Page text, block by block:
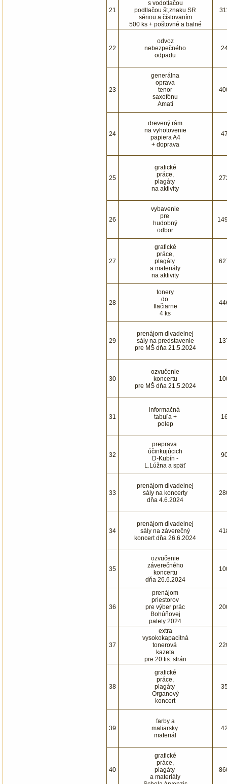
21
s vodotlačou
podtlačou št,znaku SR
sériou a číslovaním
500 ks + poštovné a balné
22
odvoz
nebezpečného
odpadu
23
generálna
oprava
tenor
saxofónu
Amati
24
drevený rám
na vyhotovenie
papiera A4
+ doprava
25
grafické
práce,
plagáty
na aktivity
26
vybavenie
pre
hudobný
odbor
27
grafické
práce,
plagáty
a materiály
na aktivity
28
tonery
do
tlačiarne
4 ks
29
prenájom divadelnej
sály na predstavenie
pre MŠ dňa 21.5.2024
30
ozvučenie
koncertu
pre MŠ dňa 21.5.2024
31
informačná
tabuľa +
polep
32
preprava
účinkujúcich
D-Kubín -
L.Lúžna a späť
33
prenájom divadelnej
sály na koncerty
dňa 4.6.2024
34
prenájom divadelnej
sály na záverečný
koncert dňa 26.6.2024
35
ozvučenie
záverečného
koncertu
dňa 26.6.2024
36
prenájom
priestorov
pre výber prác
Bohúňovej
palety 2024
37
extra
vysokokapacitná
tonerová
kazeta
pre 20 tis. strán
38
grafické
práce,
plagáty
Organový
koncert
39
farby a
maliarsky
materiál
40
grafické
práce,
plagáty
a materiály